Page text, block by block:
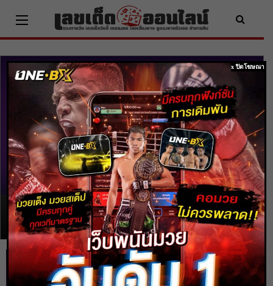
content
ดวงรายวัน
ดูดวงรายวัน ประจำ
วัน พฤหัสบดี ที่ 30
ธันวาคม 2564
โดย heng99 - 30 ธ.ค. 2021
x ปิดโฆษณา